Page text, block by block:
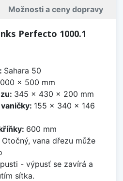
Možnosti a ceny dopravy
Perfecto 1000.1
Sahara 50
000 x 500 mm
345 x 430 x 200 mm
155 x 340 x 146
600 mm
Otočný, vana dřezu může
- výpusť se zavírá a
sítka.